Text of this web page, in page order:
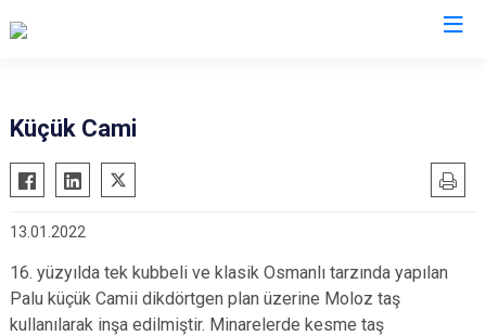
Ağın
Alacakaya
Arıcak
Baskil
Karakoçan
Palu
Sivrice
Küçük Cami
13.01.2022
16. yüzyılda tek kubbeli ve klasik Osmanlı tarzında yapılan
Palu küçük Camii dikdörtgen plan üzerine Moloz taş
kullanılarak inşa edilmiştir. Minarelerde kesme taş